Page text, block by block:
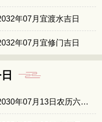
年07月宜渡水吉日
年07月宜修门吉日
2030年07月13日农历六月十三